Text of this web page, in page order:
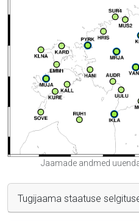
Jaamade andmed
Tugijaama staatuse